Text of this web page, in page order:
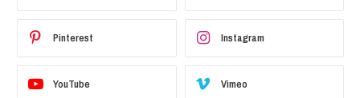
Pinterest Instagram
YouTube Vimeo